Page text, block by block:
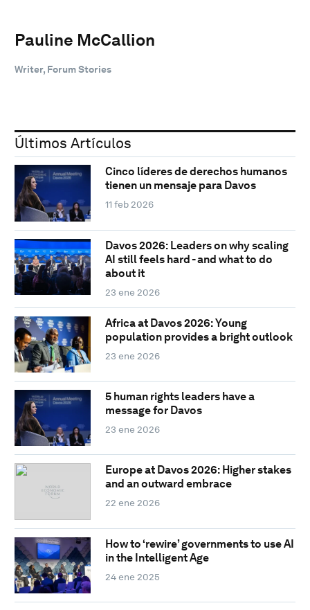
Pauline McCallion
Writer, Forum Stories
Últimos Artículos
Cinco líderes de derechos humanos
tienen un mensaje para Davos
11 feb 2026
Davos 2026: Leaders on why scaling
AI still feels hard - and what to do
about it
23 ene 2026
Africa at Davos 2026: Young
population provides a bright outlook
23 ene 2026
5 human rights leaders have a
message for Davos
23 ene 2026
Europe at Davos 2026: Higher stakes
and an outward embrace
22 ene 2026
How to ‘rewire’ governments to use AI
in the Intelligent Age
24 ene 2025